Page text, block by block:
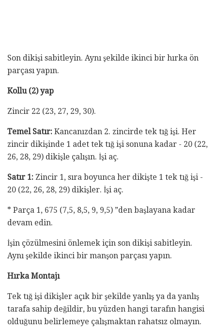
Son dikişi sabitleyin. Aynı şekilde ikinci bir hırka ön
parçası yapın.
Kollu (2) yap
Zincir 22 (23, 27, 29, 30).
Temel Satır: Kancanızdan 2. zincirde tek tığ işi. Her
zincir dikişinde 1 adet tek tığ işi sonuna kadar - 20 (22,
26, 28, 29) dikişle çalışın. İşi aç.
Satır 1: Zincir 1, sıra boyunca her dikişte 1 tek tığ işi -
20 (22, 26, 28, 29) dikişler. İşi aç.
* Parça 1, 675 (7,5, 8,5, 9, 9,5) ”den başlayana kadar
devam edin.
İşin çözülmesini önlemek için son dikişi sabitleyin.
Aynı şekilde ikinci bir manşon parçası yapın.
Hırka Montajı
Tek tığ işi dikişler açık bir şekilde yanlış ya da yanlış
tarafa sahip değildir, bu yüzden hangi tarafın hangisi
olduğunu belirlemeye çalışmaktan rahatsız olmayın.